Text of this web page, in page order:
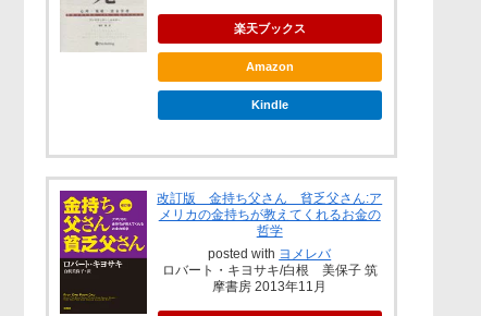
楽天ブックス
Amazon
Kindle
改訂版 金持ち父さん 貧乏父さん:ア
メリカの金持ちが教えてくれるお金の
哲学
posted with ヨメレバ
ロバート・キヨサキ/白根 美保子 筑
摩書房 2013年11月